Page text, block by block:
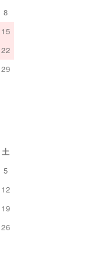
8
15
22
29
土
5
12
19
26